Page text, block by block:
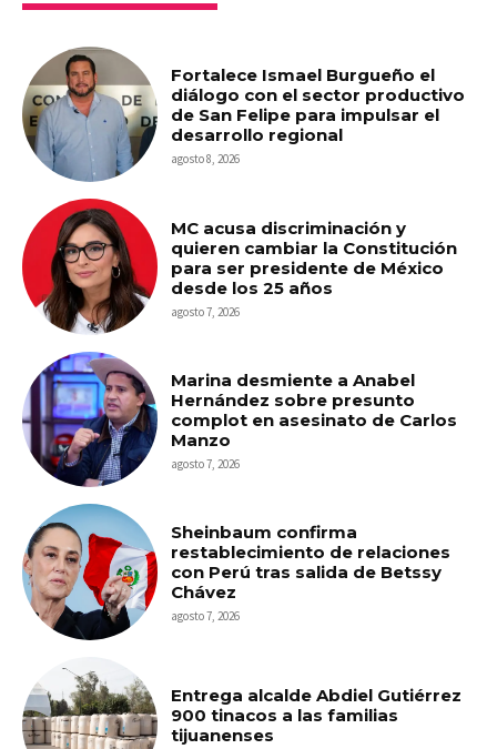
Fortalece Ismael Burgueño el
diálogo con el sector productivo
de San Felipe para impulsar el
desarrollo regional
agosto 8, 2026
MC acusa discriminación y
quieren cambiar la Constitución
para ser presidente de México
desde los 25 años
agosto 7, 2026
Marina desmiente a Anabel
Hernández sobre presunto
complot en asesinato de Carlos
Manzo
agosto 7, 2026
Sheinbaum confirma
restablecimiento de relaciones
con Perú tras salida de Betssy
Chávez
agosto 7, 2026
Entrega alcalde Abdiel Gutiérrez
900 tinacos a las familias
tijuanenses